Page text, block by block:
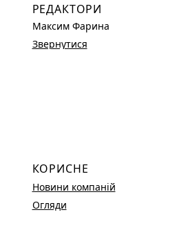
РЕДАКТОРИ
Максим Фарина
Звернутися
КОРИСНЕ
Новини компаній
Огляди